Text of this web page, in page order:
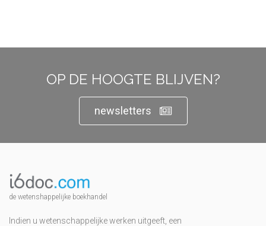
OP DE HOOGTE BLIJVEN?
newsletters
de wetenshappelijke boekhandel
Indien u wetenschappelijke werken uitgeeft, een